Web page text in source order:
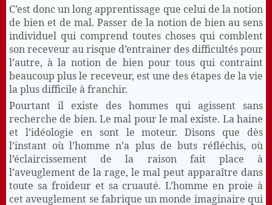
C’est donc un long apprentissage que celui de la notion
de bien et de mal. Passer de la notion de bien au sens
individuel qui comprend toutes choses qui comblent
son receveur au risque d’entrainer des difficultés pour
l’autre, à la notion de bien pour tous qui contraint
beaucoup plus le receveur, est une des étapes de la vie
la plus difficile à franchir.
Pourtant il existe des hommes qui agissent sans
recherche de bien. Le mal pour le mal existe. La haine
et l’idéologie en sont le moteur. Disons que dès
l’instant où l’homme n’a plus de buts réfléchis, où
l’éclaircissement de la raison fait place à
l’aveuglement de la rage, le mal peut apparaître dans
toute sa froideur et sa cruauté. L’homme en proie à
cet aveuglement se fabrique un monde imaginaire qui